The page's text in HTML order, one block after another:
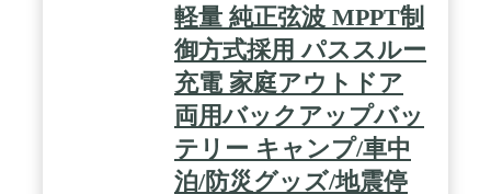
護システム、光充電モジュール保護システムなど、
合計62個の保護システムと12重のBMS保護システム
を搭載し、ソフトウェアとハードウェアの両方面か
ら万全な安全システムを構築しました。使用中も平
均1秒に1回の自動安全検査を行っています。 / 【静
音モード・大容量ながら持ち運び便利デザイン】
Jackery独自な自己冷却技術を利用し、温度の安定性
がより良く、ファンへの依存を減らし、騒音は42dB
以下に抑えられ、ユーザーに静かな体験を提供しま
す。また、効率的な温度制御機能より実現された静
軽量 純正弦波 MPPT制
御方式採用 パススルー
充電 家庭アウトドア
両用バックアップバッ
テリー キャンプ/車中
泊/防災グッズ/地震停